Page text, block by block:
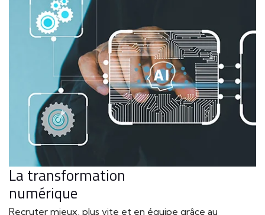
La transformation
numérique
Recruter mieux, plus vite et en équipe grâce au